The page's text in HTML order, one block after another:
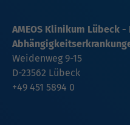
AMEOS Klinikum Lübeck
Weidenweg 9-15
D-23562 Lübeck
+49 451 5894 0